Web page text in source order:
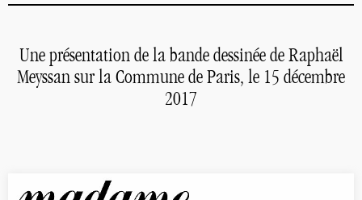
Une présentation de la bande dessinée de Raphaël
Meyssan sur la Commune de Paris, le 15 décembre
2017